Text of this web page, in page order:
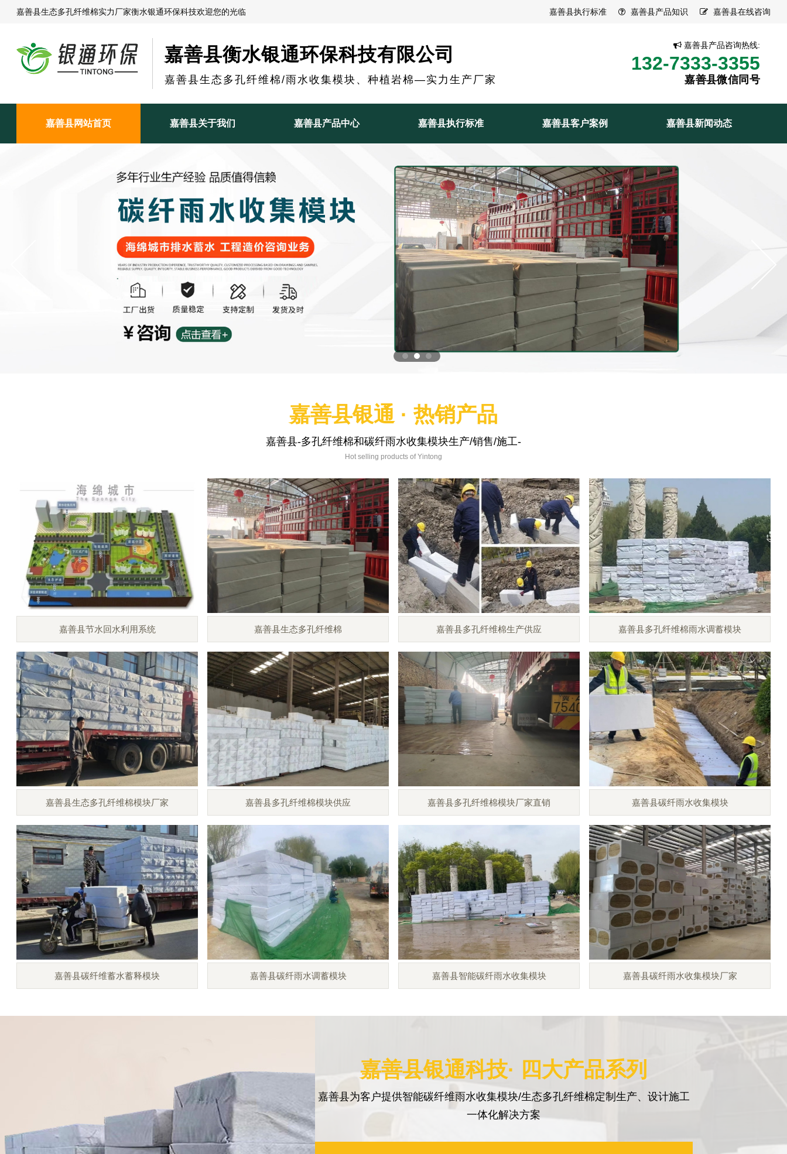
嘉善县生态多孔纤维棉实力厂家衡水银通环保科技欢迎您的光临 嘉善县执行标准 嘉善县产品知识 嘉善县在线咨询
嘉善县衡水银通环保科技有限公司
嘉善县生态多孔纤维棉/雨水收集模块、种植岩棉—实力生产厂家
嘉善县产品咨询热线:
132-7333-3355
嘉善县微信同号
嘉善县网站首页 嘉善县关于我们 嘉善县产品中心 嘉善县执行标准 嘉善县客户案例 嘉善县新闻动态
嘉善县银通 · 热销产品
嘉善县-多孔纤维棉和碳纤雨水收集模块生产/销售/施工-
Hot selling products of Yintong
嘉善县节水回水利用系统 嘉善县生态多孔纤维棉 嘉善县多孔纤维棉生产供应 嘉善县多孔纤维棉雨水调蓄模块
嘉善县生态多孔纤维棉模块厂家 嘉善县多孔纤维棉模块供应 嘉善县多孔纤维棉模块厂家直销 嘉善县碳纤雨水收集模块
嘉善县碳纤维蓄水蓄释模块 嘉善县碳纤雨水调蓄模块 嘉善县智能碳纤雨水收集模块 嘉善县碳纤雨水收集模块厂家
嘉善县银通科技· 四大产品系列
嘉善县为客户提供智能碳纤维雨水收集模块/生态多孔纤维棉定制生产、设计施工
一体化解决方案